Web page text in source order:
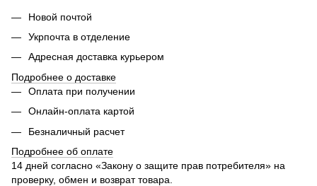
Новой почтой
Укрпочта в отделение
Адресная доставка курьером
Подробнее о доставке
Оплата при получении
Онлайн-оплата картой
Безналичный расчет
Подробнее об оплате
14 дней согласно «Закону о защите прав потребителя» на
проверку, обмен и возврат товара.